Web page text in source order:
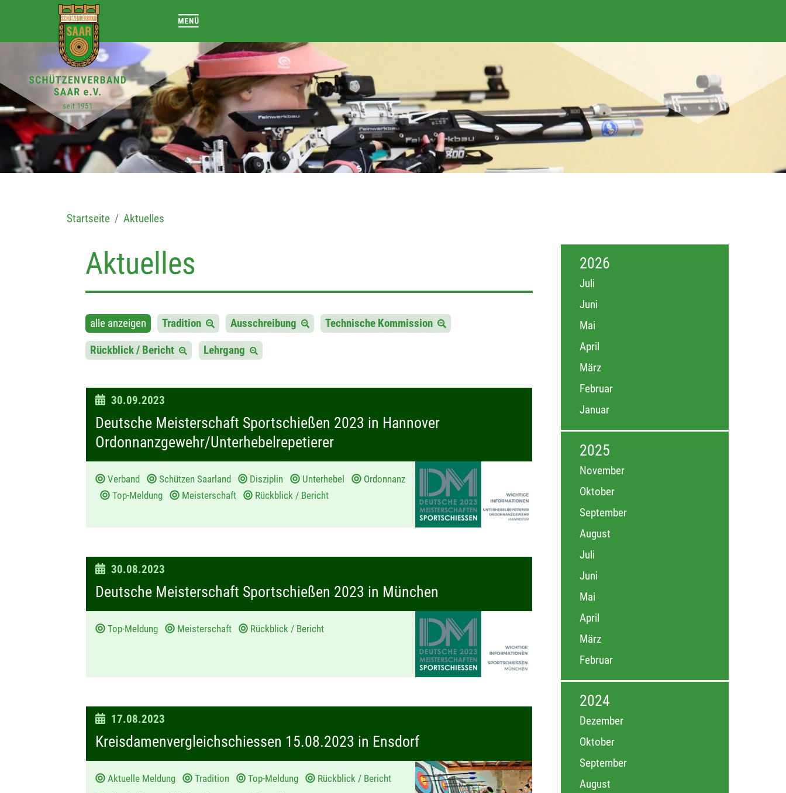
Startseite Aktuelles
Aktuelles
alle anzeigen Tradition Ausschreibung Technische Kommission
Rückblick / Bericht Lehrgang
D
t
u
m
:
30.09.2023
Deutsche Meisterschaft Sportschießen 2023 in Hannover
Ordonnanzgewehr/Unterhebelrepetierer
Verband Schützen Saarland Disziplin Unterhebel
Ordonnanz
Top-Meldung
Meisterschaft Rückblick / Bericht
D
t
m
30.08.2023
Deutsche Meisterschaft Sportschießen 2023 in München
Top-Meldung Meisterschaft Rückblick / Bericht
D
t
m
17.08.2023
Kreisdamenvergleichschiessen 15.08.2023 in Ensdorf
Aktuelle Meldung Tradition Top-Meldung Rückblick / Bericht
2026
Juli
Juni
Mai
April
März
Februar
Januar
2025
November
Oktober
September
August
Juli
Juni
Mai
April
März
Februar
2024
Dezember
Oktober
September
August